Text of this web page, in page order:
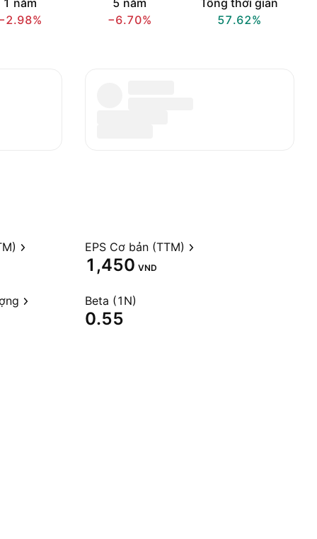
1 năm
5 năm
−6.70%
Tổng thời gian
57.62%
EPS Cơ bản (TTM)
1,450 VND
Beta (1N)
0.55